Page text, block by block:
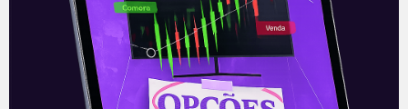
E EU COM ISSO